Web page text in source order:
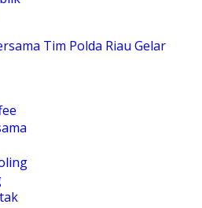
Tim Polda Riau Gelar